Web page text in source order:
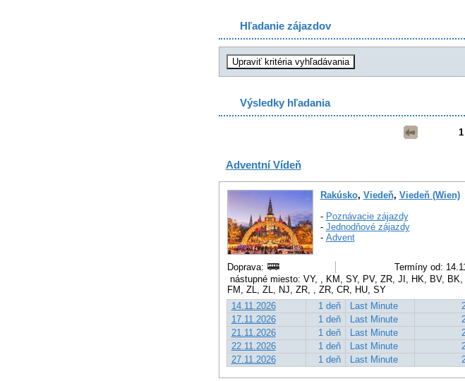
Hľadanie zájazdov
Výsledky hľadania
1
Adventní Vídeň
Rakúsko, Viedeň, Viedeň (Wien)
- Poznávacie zájazdy
- Jednodňové zájazdy
- Advent
Doprava:
Termíny od:
nástupné miesto: VY, , KM, SY, PV, ZR, JI, HK, BV,
FM, ZL, ZL, NJ, ZR, , ZR, CR, HU, SY
14.11.2026
1 deň Last Minute
17.11.2026
1 deň Last Minute
21.11.2026
1 deň Last Minute
22.11.2026
1 deň Last Minute
27.11.2026
1 deň Last Minute